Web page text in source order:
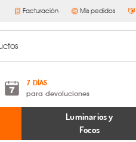
Facturación Mis pedidos
7 DÍAS
para devoluciones
Términos y condiciones
Políticas de devolucionesLuminarios y
Focos